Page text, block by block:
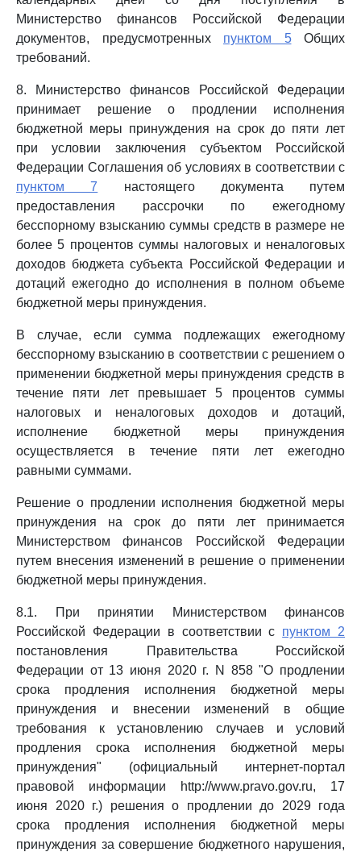
Министерство финансов Российской Федерации
документов, предусмотренных пунктом 5Общих
требований.
8. Министерство финансов Российской Федерации
принимает решение о продлении исполнения
бюджетной меры принуждения на срок до пяти лет
при условии заключения субъектом Российской
Федерации Соглашения об условиях в соответствии с
пунктом 7 настоящего документа путем
предоставления рассрочки по ежегодному
бесспорному взысканию суммы средств в размере не
более 5 процентов суммы налоговых и неналоговых
доходов бюджета субъекта Российской Федерации и
дотаций ежегодно до исполнения в полном объеме
бюджетной меры принуждения.
В случае, если сумма подлежащих ежегодному
бесспорному взысканию в соответствии с решением о
применении бюджетной меры принуждения средств в
течение пяти лет превышает 5 процентов суммы
налоговых и неналоговых доходов и дотаций,
исполнение бюджетной меры принуждения
осуществляется в течение пяти лет ежегодно
равными суммами.
Решение о продлении исполнения бюджетной меры
принуждения на срок до пяти лет принимается
Министерством финансов Российской Федерации
путем внесения изменений в решение о применении
бюджетной меры принуждения.
8.1. При принятии Министерством финансов
Российской Федерации в соответствии с пунктом 2
постановления Правительства Российской
Федерации от 13 июня 2020 г. N 858 "О продлении
срока продления исполнения бюджетной меры
принуждения и внесении изменений в общие
требования к установлению случаев и условий
продления срока исполнения бюджетной меры
принуждения" (официальный интернет-портал
правовой информации http://www.pravo.gov.ru, 17
июня 2020 г.) решения о продлении до 2029 года
срока продления исполнения бюджетной меры
принуждения за совершение бюджетного нарушения,